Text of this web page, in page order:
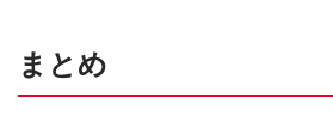
まとめ